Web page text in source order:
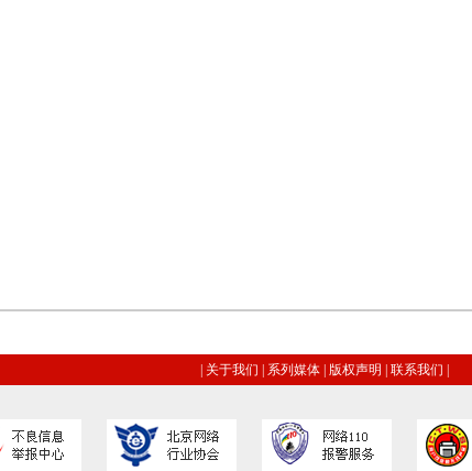
关于我们 系列媒体 版权声明 联系我们